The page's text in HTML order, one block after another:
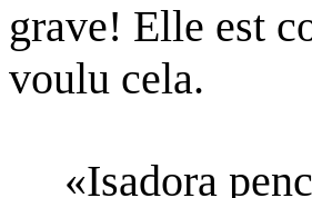
grave! Elle est
voulu cela.
«Isadora